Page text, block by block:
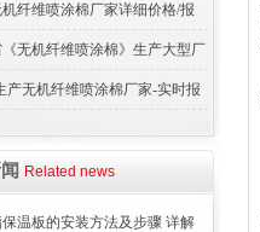
汇总
纤维喷涂棉厂家详细价格/报
《无机纤维喷涂棉》生产大型厂
产无机纤维喷涂棉厂家-实时报
Related news
温板的安装方法及步骤 详解